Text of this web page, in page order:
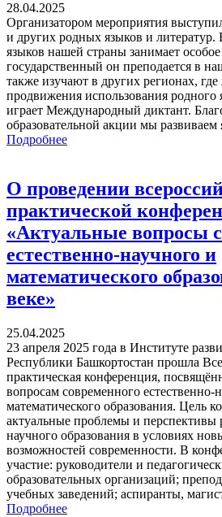
28.04.2025
Организатором мероприятия
и других родных языков и
языков нашей страны занимает
государственный он преподается в
также изучают в других регионах,
продвижения использования родного
играет Международный диктант.
образовательной акции мы
Подробнее
О проведении
практической
«Актуальные вопросы
естественно-научного и
математического
веке»
25.04.2025
23 апреля 2025 года в Институте
Республики Башкортостан прошла
практическая конференция,
вопросам современного естественно-
математического образования. Цель
актуальные проблемы и перспективы
научного образования в условиях
возможностей современности. В
участие: руководители и
образовательных организаций;
учебных заведений; аспиранты,
Подробнее